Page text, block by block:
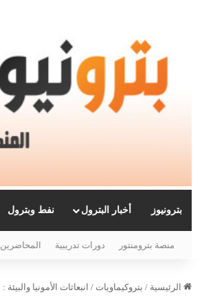
بترونيوز أخبار البترول نفط وبترول
منصة بترومنتور دورات تدريبية المحاضرين
الرئيسية / بتروكيماويات / انبعاثات الأمونيا والبيئة : 5 مصادر رئيسية تهدد التوازن البيئي وصحة الإنسان